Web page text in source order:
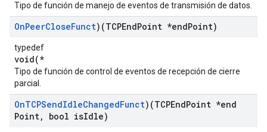
Tipo de función de manejo de eventos de transmisión de datos.
OnPeerCloseFunct)(TCPEndPoint *endPoint)
typedef
void(*
Tipo de función de control de eventos de recepción de cierre
parcial.
OnTCPSendIdleChangedFunct)(TCPEndPoint *end
Point, bool isIdle)